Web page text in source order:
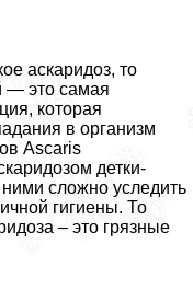
аскаридоз, то
— это самая
которая
в организм
Ascaris
детки-
сложно уследить
гигиены. То
– это грязные